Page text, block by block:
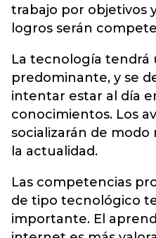
trabajo por objetivos
logros serán
La tecnología tendrá
predominante, y se
intentar estar al día
conocimientos. Los
socializarán de modo
la actualidad.
Las competencias
de tipo tecnológico
importante. El